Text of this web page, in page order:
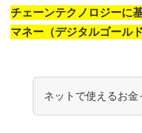
チェーンテクノロジーに
マネー（デジタルゴールド
ネットで使えるお金